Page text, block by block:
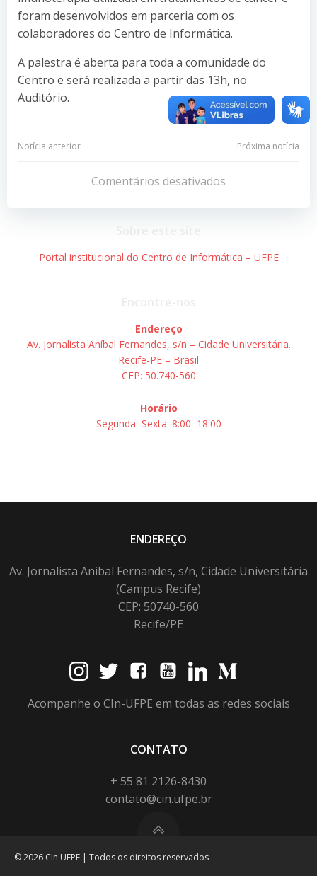
foram desenvolvidos em parceria com os
colaboradores do Centro de Informática.
A palestra é aberta para toda a comunidade do
Centro e será realizada a partir das 13h, no
Auditório.
Navegação
Post
Notícia anterior
Navegação
de
Post
Próxima notícia
Comentários desativados
Portal institucional do Centro de Informática – UFPE
Endereço
Av. Jornalista Aníbal Fernandes, s/n – Cidade Universitária.
Recife-PE – Brasil
CEP: 50.740-560
Horário
Segunda–Sexta: 8:00–18:00
ENDEREÇO
Av. Jornalista Anibal Fernandes, s/n, Cidade Universitária
(Campus Recife)
CEP: 50740-560
Recife/PE
Acompanhe o CIn-UFPE em todas as redes sociais
CONTATO
+ 55 81 2126-8430
contato@cin.ufpe.br
© 2026 CIn UFPE | Todos os direitos reservados